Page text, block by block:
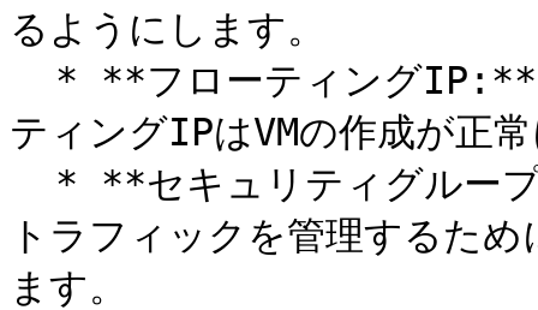
るようにします。
ティングIPはVMの作成が正
トラフィックを管理するた
ます。